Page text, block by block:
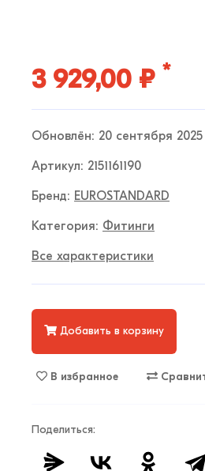
3 929,00 ₽ *
Обновлён: 20 сентября 2025
Артикул: 2151161190
Бренд: EUROSTANDARD
Категория: Фитинги
Все характеристики
Добавить в корзину
В избранное
Поделиться: